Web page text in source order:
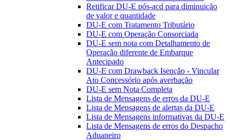
Retificar DU-E pós-acd para diminuição
de valor e quantidade
DU-E com Tratamento Tributário
DU-E com Operação Consorciada
DU-E sem nota com Detalhamento de
Operação diferente de Embarque
Antecipado
DU-E com Drawback Isenção - Vincular
Ato Concessório após averbação
DU-E sem Nota Completa
Lista de Mensagens de erros da DU-E
Lista de Mensagens de alertas da DU-E
Lista de Mensagens informativas da DU-E
Lista de Mensagens de erros do Despacho
Aduaneiro